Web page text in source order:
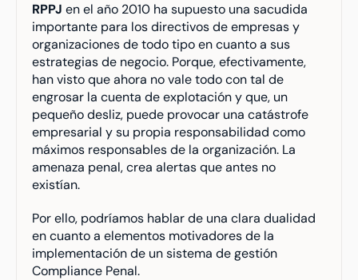
RPPJ en el año 2010 ha supuesto una sacudida
importante para los directivos de empresas y
organizaciones de todo tipo en cuanto a sus
estrategias de negocio. Porque, efectivamente,
han visto que ahora no vale todo con tal de
engrosar la cuenta de explotación y que, un
pequeño desliz, puede provocar una catástrofe
empresarial y su propia responsabilidad como
máximos responsables de la organización. La
amenaza penal, crea alertas que antes no
existían.
Por ello, podríamos hablar de una clara dualidad
en cuanto a elementos motivadores de la
implementación de un sistema de gestión
Compliance Penal.